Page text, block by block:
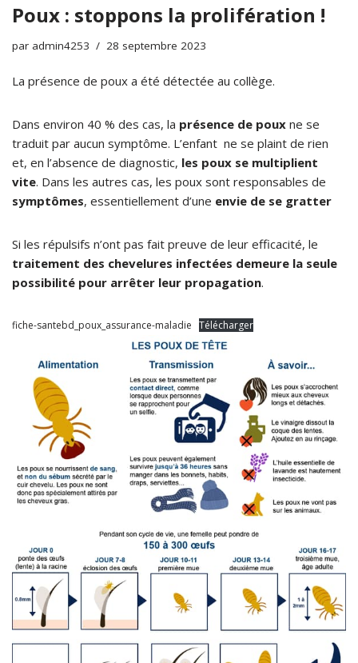
Poux : stoppons la prolifération !
par admin4253 28 septembre 2023
La présence de poux a été détectée au collège.
Dans environ 40 % des cas, la présence de poux ne se
traduit par aucun symptôme. L’enfant ne se plaint de rien
et, en l’absence de diagnostic, les poux se multiplient
vite. Dans les autres cas, les poux sont responsables de
symptômes, essentiellement d’une envie de se gratter
Si les répulsifs n’ont pas fait preuve de leur efficacité, le
traitement des chevelures infectées demeure la seule
possibilité pour arrêter leur propagation.
fiche-santebd_poux_assurance-maladie Télécharger